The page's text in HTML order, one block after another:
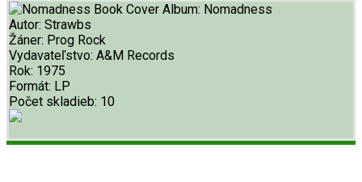
Album: Nomadness
Autor: Strawbs
Žáner: Prog Rock
Vydavateľstvo: A&M Records
Rok: 1975
Formát: LP
Počet skladieb: 10